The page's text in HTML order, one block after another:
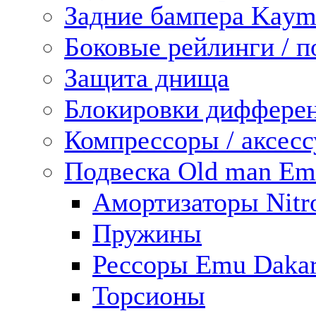
Задние бампера
Боковые рейлинги /
Защита днища
Блокировки
Компрессоры /
Подвеска Old man
Амортизаторы
Пружины
Рессоры Emu
Торсионы